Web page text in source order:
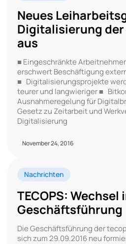
Neues
Digitalisierung
aus
■ Eingeschränkte
erschwert Beschäftigung
■ Digitalisierungsprojekte
teurer und langwieriger ■
Ausnahmeregelung für
Gesetz zu Zeitarbeit und
Digitalisierung
November 24, 2016
Nachrichten
TECOPS: Wechsel
Geschäftsführung
Die Geschäftsführung der
sich zum 29.09.2016 neu